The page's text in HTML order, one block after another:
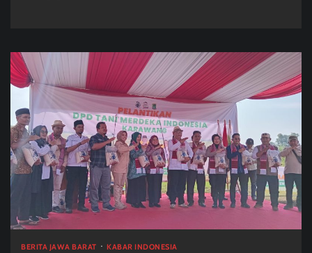
BERITA JAWA BARAT KABAR INDONESIA